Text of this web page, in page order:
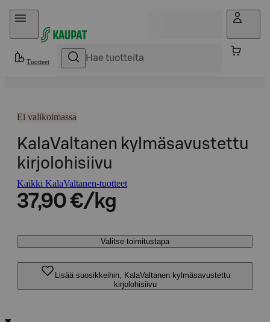
Hyppää sisältöön
Tuotteet
Ei valikoimassa
KalaValtanen kylmäsavustettu
kirjolohisiivu
Kaikki KalaValtanen-tuotteet
37,90 €/kg
Valitse toimitustapa
Lisää suosikkeihin, KalaValtanen kylmäsavustettu
kirjolohisiivu